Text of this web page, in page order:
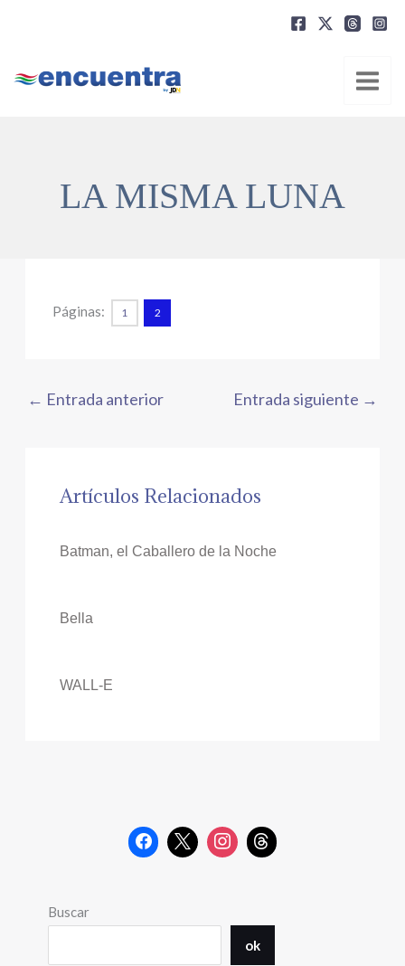
LA MISMA LUNA
Páginas: 1 2
← Entrada anterior Entrada siguiente →
Artículos Relacionados
Batman, el Caballero de la Noche
Bella
WALL-E
Buscar
ok